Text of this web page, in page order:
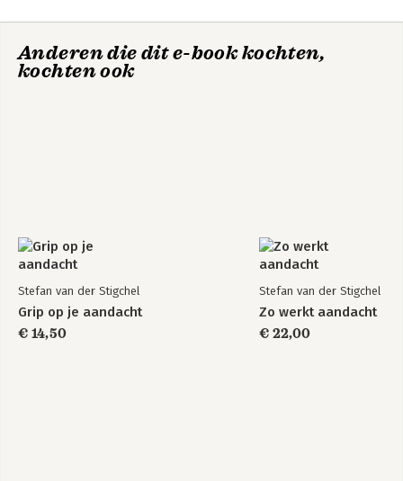
AI
Anderen die dit e-book kochten,
kochten ook
Stefan van der Stigchel
Grip op je aandacht
€ 14,50
Stefan van der Stigchel
Zo werkt aandacht
€ 22,00